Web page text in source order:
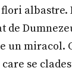
albastre.
de
un miracol.
se